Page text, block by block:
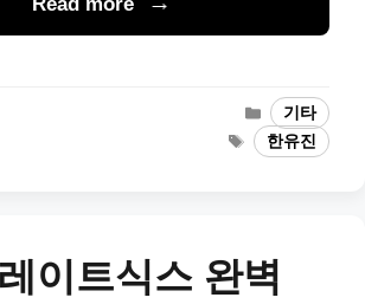
Categories
기타
Tags한유진
이트식스 완벽